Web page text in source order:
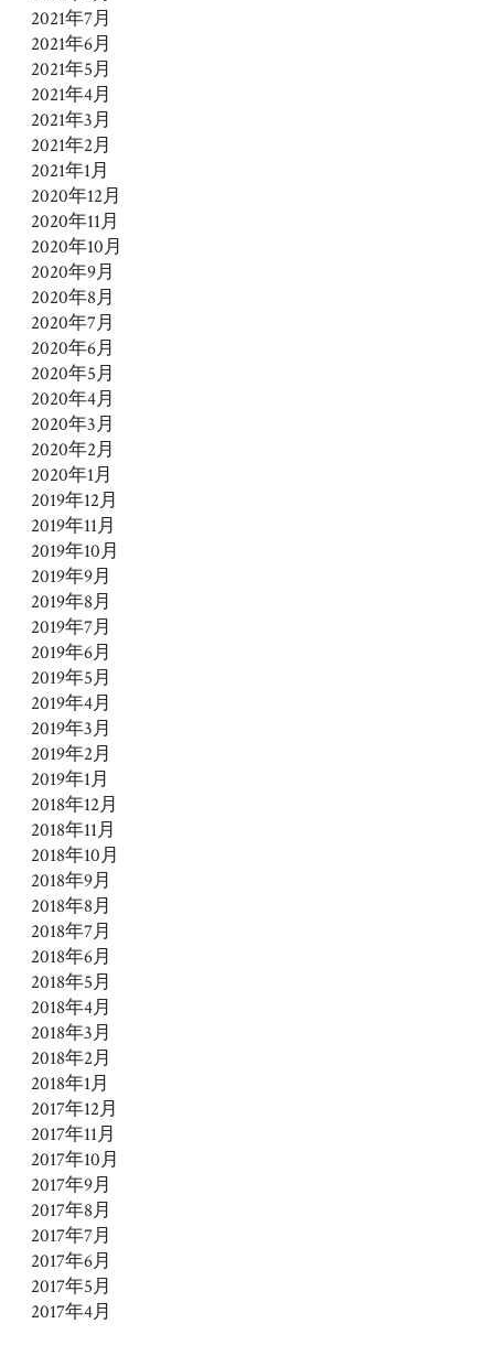
2021年7月
2021年6月
2021年5月
2021年4月
2021年3月
2021年2月
2021年1月
2020年12月
2020年11月
2020年10月
2020年9月
2020年8月
2020年7月
2020年6月
2020年5月
2020年4月
2020年3月
2020年2月
2020年1月
2019年12月
2019年11月
2019年10月
2019年9月
2019年8月
2019年7月
2019年6月
2019年5月
2019年4月
2019年3月
2019年2月
2019年1月
2018年12月
2018年11月
2018年10月
2018年9月
2018年8月
2018年7月
2018年6月
2018年5月
2018年4月
2018年3月
2018年2月
2018年1月
2017年12月
2017年11月
2017年10月
2017年9月
2017年8月
2017年7月
2017年6月
2017年5月
2017年4月